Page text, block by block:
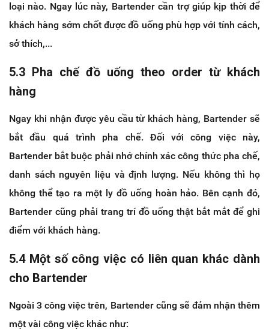
loại nào. Ngay lúc này, Bartender cần trợ giúp kịp thời để
khách hàng sớm chốt được đồ uống phù hợp với tính cách,
sở thích,...
5.3 Pha chế đồ uống theo order từ khách
hàng
Ngay khi nhận được yêu cầu từ khách hàng, Bartender sẽ
bắt đầu quá trình pha chế. Đối với công việc này,
Bartender bắt buộc phải nhớ chính xác công thức pha chế,
danh sách nguyên liệu và định lượng. Nếu không thì họ
không thể tạo ra một ly đồ uống hoàn hảo. Bên cạnh đó,
Bartender cũng phải trang trí đồ uống thật bắt mắt để ghi
điểm với khách hàng.
5.4 Một số công việc có liên quan khác dành
cho Bartender
Ngoài 3 công việc trên, Bartender cũng sẽ đảm nhận thêm
một vài công việc khác như: